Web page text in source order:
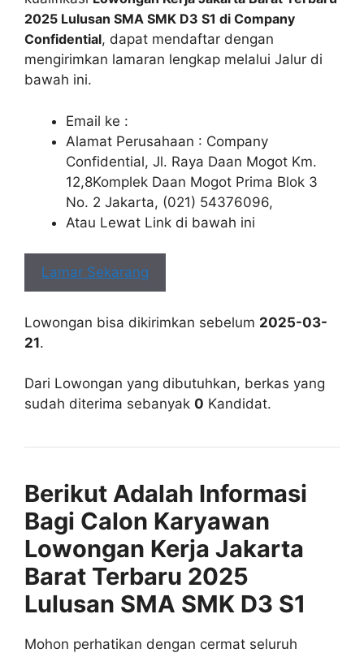
2025 Lulusan SMA SMK D3 S1 di Company
Confidential, dapat mendaftar dengan
mengirimkan lamaran lengkap melalui Jalur di
bawah ini.
Email ke :
Alamat Perusahaan : Company
Confidential, Jl. Raya Daan Mogot Km.
12,8Komplek Daan Mogot Prima Blok 3
No. 2 Jakarta, (021) 54376096,
Atau Lewat Link di bawah ini
Lamar Sekarang
Lowongan bisa dikirimkan sebelum 2025-03-
21.
Dari Lowongan yang dibutuhkan, berkas yang
sudah diterima sebanyak 0 Kandidat.
Berikut Adalah Informasi
Bagi Calon Karyawan
Lowongan Kerja Jakarta
Barat Terbaru 2025
Lulusan SMA SMK D3 S1
Mohon perhatikan dengan cermat seluruh